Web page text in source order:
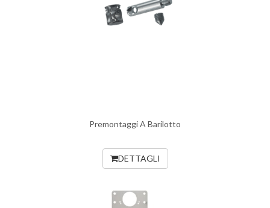
Premontaggi A Barilotto
DETTAGLI